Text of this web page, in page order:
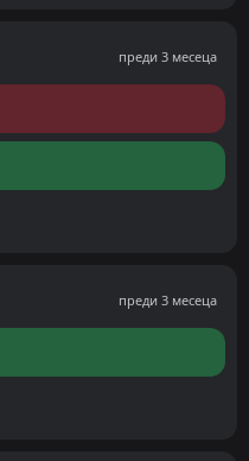
преди 3 месеца
преди 3 месеца